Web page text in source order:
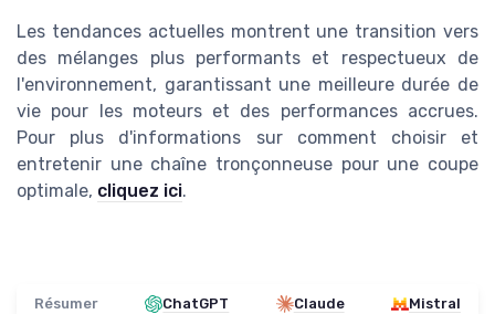
Les tendances actuelles montrent une transition vers
des mélanges plus performants et respectueux de
l'environnement, garantissant une meilleure durée de
vie pour les moteurs et des performances accrues.
Pour plus d'informations sur comment choisir et
entretenir une chaîne tronçonneuse pour une coupe
optimale, cliquez ici.
Résumer ChatGPT Claude Mistral